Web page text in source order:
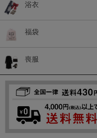
浴衣
福袋
喪服